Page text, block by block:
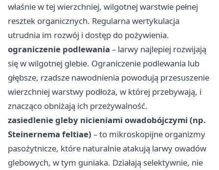
właśnie w tej wierzchniej, wilgotnej warstwie pełnej
resztek organicznych. Regularna wertykulacja
utrudnia im rozwój i dostęp do pożywienia.
ograniczenie podlewania – larwy najlepiej rozwijają
się w wilgotnej glebie. Ograniczenie podlewania lub
głębsze, rzadsze nawodnienia powodują przesuszenie
wierzchniej warstwy podłoża, w której przebywają, i
znacząco obniżają ich przeżywalność.
zasiedlenie gleby nicieniami owadobójczymi (np.
Steinernema feltiae) – to mikroskopijne organizmy
pasożytnicze, które naturalnie atakują larwy owadów
glebowych, w tym guniaka. Działają selektywnie, nie